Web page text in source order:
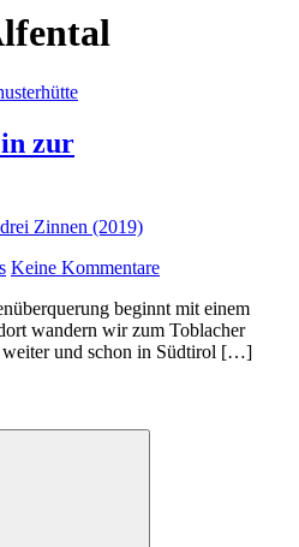
zur
Zinnen (2019)
Keine Kommentare
beginnt mit einem
wandern wir zum Toblacher
und schon in Südtirol […]